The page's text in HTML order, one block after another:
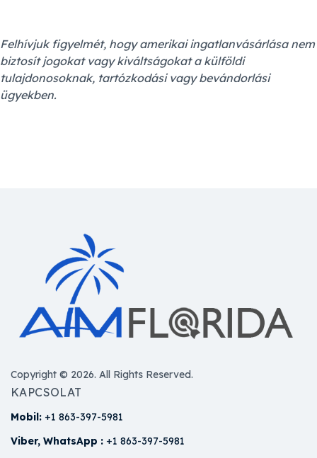
Felhívjuk figyelmét, hogy amerikai ingatlanvásárlása nem
biztosít jogokat vagy kiváltságokat a külföldi
tulajdonosoknak, tartózkodási vagy bevándorlási
ügyekben.
Copyright © 2026. All Rights Reserved.
KAPCSOLAT
Mobil: +1 863-397-5981
Viber, WhatsApp : +1 863-397-5981